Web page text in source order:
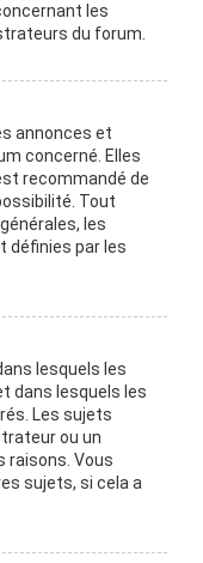
les
du forum.
annonces et
concerné. Elles
recommandé de
Tout
les
définies par les
lesquels les
dans lesquels les
Les sujets
ou un
raisons. Vous
sujets, si cela a